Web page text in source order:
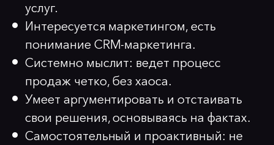
услуг.
Интересуется маркетингом, есть
понимание CRM-маркетинга.
Системно мыслит: ведет процесс
продаж четко, без хаоса.
Умеет аргументировать и отстаивать
свои решения, основываясь на фактах.
Самостоятельный и проактивный: не